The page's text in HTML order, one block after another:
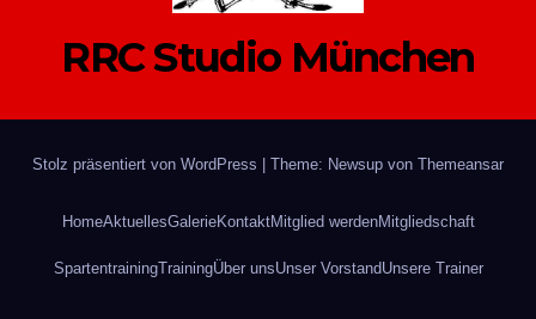
RRC Studio München
Stolz präsentiert von WordPress Theme: Newsup von Themeansar
HomeAktuellesGalerieKontaktMitglied werdenMitgliedschaft
SpartentrainingTrainingÜber unsUnser VorstandUnsere Trainer